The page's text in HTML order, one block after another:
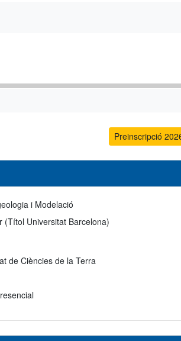
Preinscripció
i Modelació
(Títol Universitat Barcelona)
de Ciències de la Terra